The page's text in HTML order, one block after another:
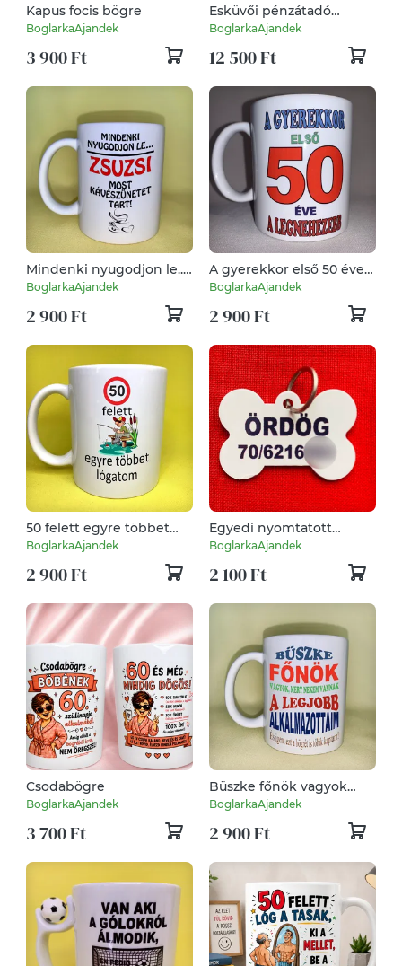
Kapus focis bögre
BoglarkaAjandek
3 900 Ft
Esküvői pénzátadó
üvegtégla persely
BoglarkaAjandek
12 500 Ft
Mindenki nyugodjon le...
Zsuzsi kávészünetet tart
bögre
BoglarkaAjandek
2 900 Ft
A gyerekkor első 50 éve a
legnehezebb bögre
BoglarkaAjandek
2 900 Ft
50 felett egyre többet
lógatom bögre
BoglarkaAjandek
2 900 Ft
Egyedi nyomtatott
kutya/cica biléta
BoglarkaAjandek
2 100 Ft
Csodabögre
BoglarkaAjandek
3 700 Ft
Büszke főnök vagyok
bögre
BoglarkaAjandek
2 900 Ft